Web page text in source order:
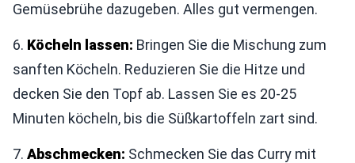
Gemüsebrühe dazugeben. Alles gut vermengen.
6. Köcheln lassen: Bringen Sie die Mischung zum
sanften Köcheln. Reduzieren Sie die Hitze und
decken Sie den Topf ab. Lassen Sie es 20-25
Minuten köcheln, bis die Süßkartoffeln zart sind.
7. Abschmecken: Schmecken Sie das Curry mit